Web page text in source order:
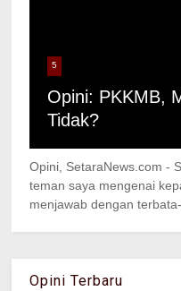
5
Opini: PKKMB,
Tidak?
Opini, SetaraNews.com -
teman saya mengenai
menjawab dengan
Opini Terbaru